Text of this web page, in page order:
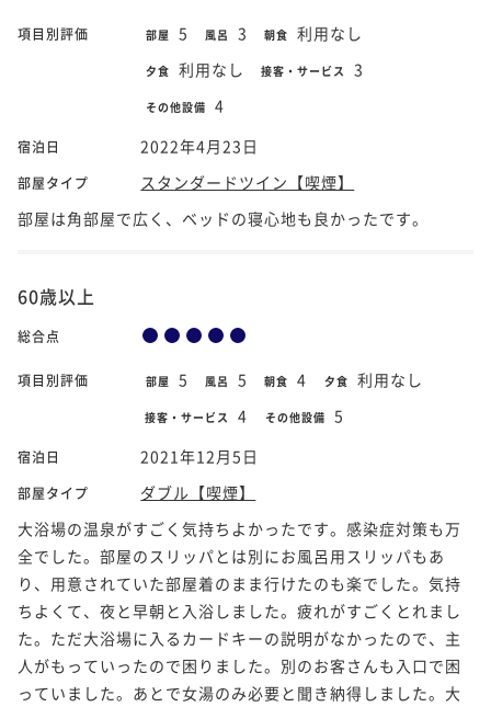
項目別評価 部屋 5 風呂 3 朝食 利用なし
夕食 利用なし 接客・サービス 3
その他設備 4
宿泊日 2022年4月23日
部屋タイプ
スタンダードツイン【喫煙】
部屋は角部屋で広く、ベッドの寝心地も良かったです。
60歳以上
総合点
項目別評価 部屋 5 風呂 5 朝食 4 夕食 利用なし
接客・サービス 4 その他設備 5
宿泊日 2021年12月5日
部屋タイプ
ダブル【喫煙】
大浴場の温泉がすごく気持ちよかったです。感染症対策も万
全でした。部屋のスリッパとは別にお風呂用スリッパもあ
り、用意されていた部屋着のまま行けたのも楽でした。気持
ちよくて、夜と早朝と入浴しました。疲れがすごくとれまし
た。ただ大浴場に入るカードキーの説明がなかったので、主
人がもっていったので困りました。別のお客さんも入口で困
っていました。あとで女湯のみ必要と聞き納得しました。大